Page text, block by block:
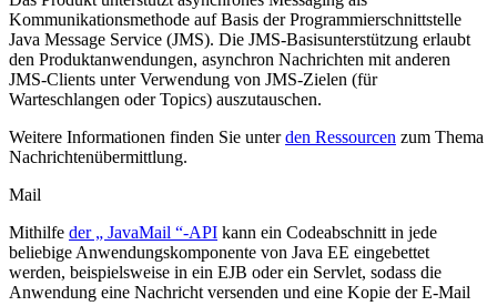
Kommunikationsmethode auf Basis der Programmierschnittstelle
Java Message Service (JMS). Die JMS-Basisunterstützung erlaubt
den Produktanwendungen, asynchron Nachrichten mit anderen
JMS-Clients unter Verwendung von JMS-Zielen (für
Warteschlangen oder Topics) auszutauschen.
Weitere Informationen finden Sie unterden Ressourcen zum Thema
Nachrichtenübermittlung.
Mail
Mithilfe der „ JavaMail “-API kann ein Codeabschnitt in jede
beliebige Anwendungskomponente von Java EE eingebettet
werden, beispielsweise in ein EJB oder ein Servlet, sodass die
Anwendung eine Nachricht versenden und eine Kopie der E-Mail